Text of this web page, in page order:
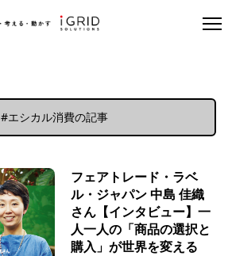
#エシカル消費の記事
フェアトレード・ラベ
ル・ジャパン 中島 佳織
さん【インタビュー】一
人一人の「商品の選択と
購入」が世界を変える